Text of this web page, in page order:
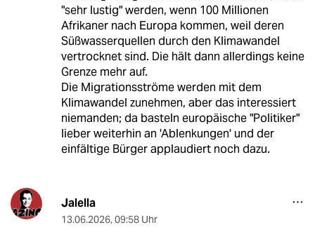
"sehr lustig" werden, wenn 100 Millionen
Afrikaner nach Europa kommen, weil deren
Süßwasserquellen durch den Klimawandel
vertrocknet sind. Die hält dann allerdings keine
Grenze mehr auf.
Die Migrationsströme werden mit dem
Klimawandel zunehmen, aber das interessiert
niemanden; da basteln europäische "Politiker"
lieber weiterhin an 'Ablenkungen' und der
einfältige Bürger applaudiert noch dazu.
Jalella
13.06.2026, 09:58 Uhr